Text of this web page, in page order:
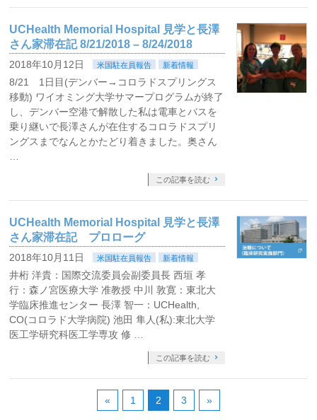
UCHealth Memorial Hospital 見学と長澤
さん家滞在記 8/21/2018 – 8/24/2018
2018年10月12日 米国駐在員報告 新着情報
8/21 1日目(デンバー→コロラドスプリングス
移動) ワイオミング大学サマープログラムが終了
し、デンバー空港で解散した私は電車とバスを
乗り継いで長澤さんが在住するコロラドスプリ
ングスまでなんとかたどり着きました。奥さん
この記事を読む
UCHealth Memorial Hospital 見学と長澤
さん家滞在記 プロローグ
2018年10月11日 米国駐在員報告 新着情報
井桁 洋貴：国際交流委員会副委員長 西垣 孝
行：森ノ宮医療大学 准教授 中川 敦寛：東北大
学臨床推進センター 長澤 智一：UCHealth,
CO(コロラド大学病院) 池田 隼人(私):東北大学
医工学研究科医工学専攻 修 …
この記事を読む
« 1 2 3 »